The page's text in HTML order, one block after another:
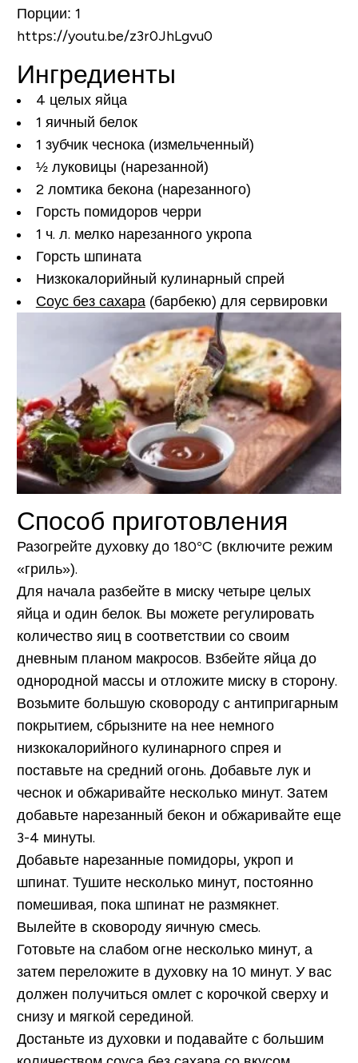
Порции: 1
https://youtu.be/z3r0JhLgvu0
Ингредиенты
4 целых яйца
1 яичный белок
1 зубчик чеснока (измельченный)
½ луковицы (нарезанной)
2 ломтика бекона (нарезанного)
Горсть помидоров черри
1 ч. л. мелко нарезанного укропа
Горсть шпината
Низкокалорийный кулинарный спрей
Соус без сахара(барбекю) для сервировки
Способ приготовления
Разогрейте духовку до 180°C (включите режим
«гриль»).
Для начала разбейте в миску четыре целых
яйца и один белок. Вы можете регулировать
количество яиц в соответствии со своим
дневным планом макросов. Взбейте яйца до
однородной массы и отложите миску в сторону.
Возьмите большую сковороду с антипригарным
покрытием, сбрызните на нее немного
низкокалорийного кулинарного спрея и
поставьте на средний огонь. Добавьте лук и
чеснок и обжаривайте несколько минут. Затем
добавьте нарезанный бекон и обжаривайте еще
3-4 минуты.
Добавьте нарезанные помидоры, укроп и
шпинат. Тушите несколько минут, постоянно
помешивая, пока шпинат не размякнет.
Вылейте в сковороду яичную смесь.
Готовьте на слабом огне несколько минут, а
затем переложите в духовку на 10 минут. У вас
должен получиться омлет с корочкой сверху и
снизу и мягкой серединой.
Достаньте из духовки и подавайте с большим